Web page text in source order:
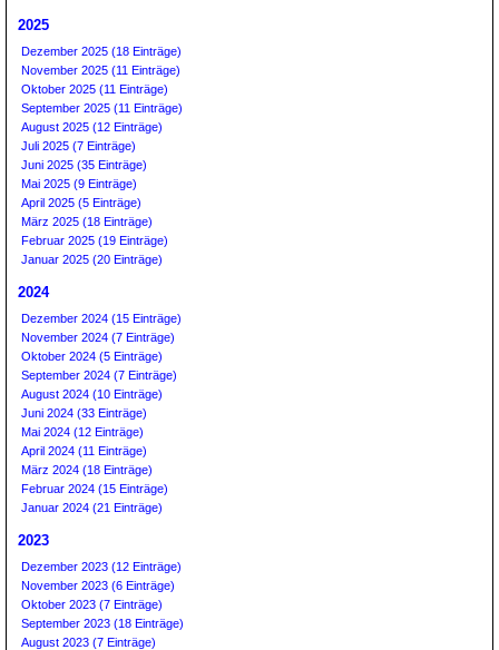
2025
Dezember 2025 (18 Einträge)
November 2025 (11 Einträge)
Oktober 2025 (11 Einträge)
September 2025 (11 Einträge)
August 2025 (12 Einträge)
Juli 2025 (7 Einträge)
Juni 2025 (35 Einträge)
Mai 2025 (9 Einträge)
April 2025 (5 Einträge)
März 2025 (18 Einträge)
Februar 2025 (19 Einträge)
Januar 2025 (20 Einträge)
2024
Dezember 2024 (15 Einträge)
November 2024 (7 Einträge)
Oktober 2024 (5 Einträge)
September 2024 (7 Einträge)
August 2024 (10 Einträge)
Juni 2024 (33 Einträge)
Mai 2024 (12 Einträge)
April 2024 (11 Einträge)
März 2024 (18 Einträge)
Februar 2024 (15 Einträge)
Januar 2024 (21 Einträge)
2023
Dezember 2023 (12 Einträge)
November 2023 (6 Einträge)
Oktober 2023 (7 Einträge)
September 2023 (18 Einträge)
August 2023 (7 Einträge)